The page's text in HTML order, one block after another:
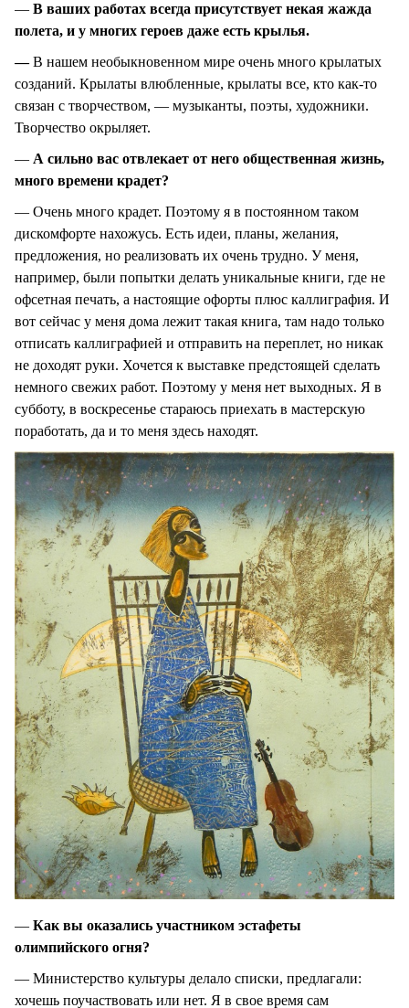
— В ваших работах всегда присутствует некая жажда
полета, и у многих героев даже есть крылья.
—В нашем необыкновенном мире очень много крылатых
созданий. Крылаты влюбленные, крылаты все, кто как-то
связан с творчеством, — музыканты, поэты, художники.
Творчество окрыляет.
— А сильно вас отвлекает от него общественная жизнь,
много времени крадет?
— Очень много крадет. Поэтому я в постоянном таком
дискомфорте нахожусь. Есть идеи, планы, желания,
предложения, но реализовать их очень трудно. У меня,
например, были попытки делать уникальные книги, где не
офсетная печать, а настоящие офорты плюс каллиграфия. И
вот сейчас у меня дома лежит такая книга, там надо только
отписать каллиграфией и отправить на переплет, но никак
не доходят руки. Хочется к выставке предстоящей сделать
немного свежих работ. Поэтому у меня нет выходных. Я в
субботу, в воскресенье стараюсь приехать в мастерскую
поработать, да и то меня здесь находят.
— Как вы оказались участником эстафеты
олимпийского огня?
— Министерство культуры делало списки, предлагали:
хочешь поучаствовать или нет. Я в свое время сам